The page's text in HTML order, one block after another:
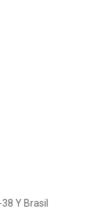
Y Brasil